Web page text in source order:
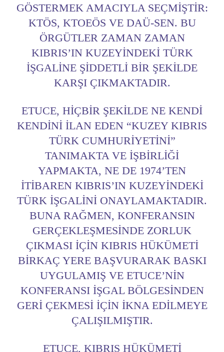
GÖSTERMEK AMACIYLA SEÇMIŞTIR:
KTÖS, KTOEÖS VE DAÜ-SEN. BU
ÖRGÜTLER ZAMAN ZAMAN
KIBRIS’IN KUZEYINDEKI TÜRK
IŞGALINE ŞIDDETLI BIR ŞEKILDE
KARŞI ÇIKMAKTADIR.
ETUCE, HIÇBIR ŞEKILDE NE KENDI
KENDINI ILAN EDEN “KUZEY KIBRIS
TÜRK CUMHURIYETINI”
TANIMAKTA VE IŞBIRLIĞI
YAPMAKTA, NE DE 1974’TEN
ITIBAREN KIBRIS’IN KUZEYINDEKI
TÜRK IŞGALINI ONAYLAMAKTADIR.
BUNA RAĞMEN, KONFERANSIN
GERÇEKLEŞMESINDE ZORLUK
ÇIKMASI IÇIN KIBRIS HÜKÜMETI
BIRKAÇ YERE BAŞVURARAK BASKI
UYGULAMIŞ VE ETUCE’NIN
KONFERANSI IŞGAL BÖLGESINDEN
GERI ÇEKMESI IÇIN IKNA EDILMEYE
ÇALIŞILMIŞTIR.
ETUCE, KIBRIS HÜKÜMETI